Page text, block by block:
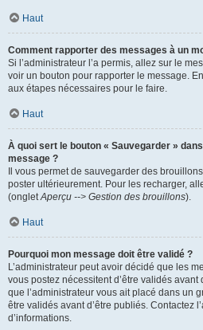
Haut
Comment rapporter des messages à un
Si l’administrateur l’a permis, allez sur le
voir un bouton pour rapporter le message.
aux étapes nécessaires pour le faire.
Haut
À quoi sert le bouton « Sauvegarder »
message ?
Il vous permet de sauvegarder des
poster ultérieurement. Pour les recharger,
(ongletAperçu --> Gestion des brouillons).
Haut
Pourquoi mon message doit être validé ?
L’administrateur peut avoir décidé que les
vous postez nécessitent d’être validés avant
que l’administrateur vous ait placé dans un
être validés avant d’être publiés. Contactez
d’informations.